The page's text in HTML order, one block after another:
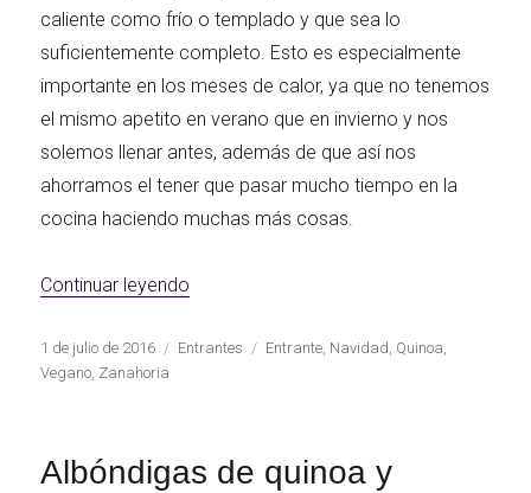
caliente como frío o templado y que sea lo
suficientemente completo. Esto es especialmente
importante en los meses de calor, ya que no tenemos
el mismo apetito en verano que en invierno y nos
solemos llenar antes, además de que así nos
ahorramos el tener que pasar mucho tiempo en la
cocina haciendo muchas más cosas.
Continuar leyendo
Publicado
el
1 de julio de 2016 Categorías
Entrantes Etiquetas
Entrante, Navidad, Quinoa,
Vegano, Zanahoria
Albóndigas de quinoa y